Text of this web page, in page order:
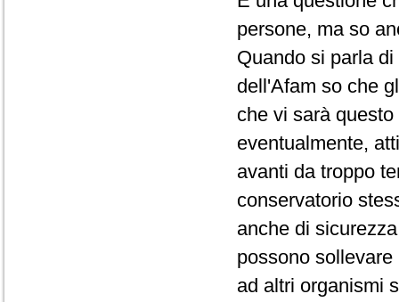
persone, ma so
Quando si parla
dell'Afam so che
che vi sarà
eventualmente,
avanti da troppo
conservatorio
anche di
possono
ad altri organismi